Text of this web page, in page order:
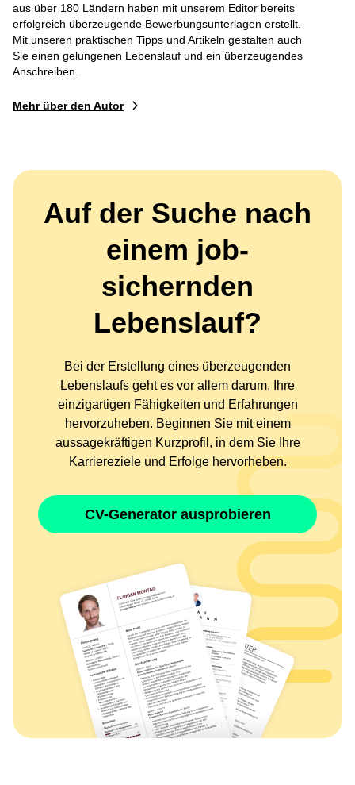
aus über 180 Ländern haben mit unserem Editor bereits
erfolgreich überzeugende Bewerbungsunterlagen erstellt.
Mit unseren praktischen Tipps und Artikeln gestalten auch
Sie einen gelungenen Lebenslauf und ein überzeugendes
Anschreiben.
Mehr über den Autor
Auf der Suche nach
einem job-
sichernden
Lebenslauf?
Bei der Erstellung eines überzeugenden
Lebenslaufs geht es vor allem darum, Ihre
einzigartigen Fähigkeiten und Erfahrungen
hervorzuheben. Beginnen Sie mit einem
aussagekräftigen Kurzprofil, in dem Sie Ihre
Karriereziele und Erfolge hervorheben.
CV-Generator ausprobieren